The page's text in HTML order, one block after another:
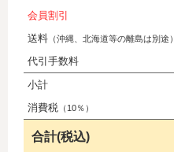
会員割引
送料 （沖縄、北海道等の離島は別途）
代引手数料
小計
消費税 （10％）
合計(税込)